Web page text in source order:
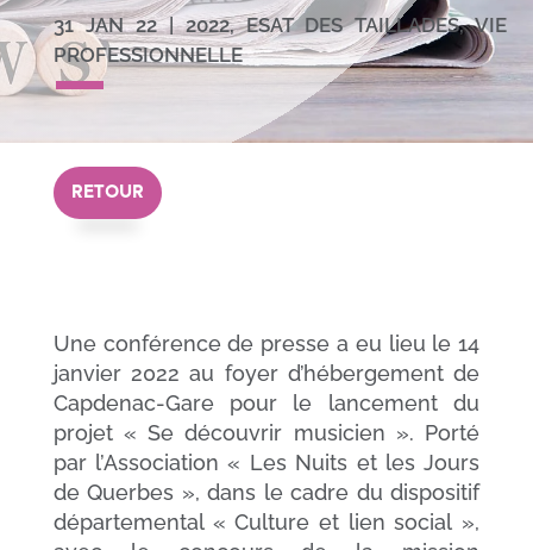
31 JAN 22|2022,ESAT DES TAILLADES,VIE
PROFESSIONNELLE
RETOUR
Une conférence de presse a eu lieu le 14
janvier 2022 au foyer d’hébergement de
Capdenac-Gare pour le lancement du
projet « Se découvrir musicien ». Porté
par l’Association « Les Nuits et les Jours
de Querbes », dans le cadre du dispositif
départemental « Culture et lien social »,